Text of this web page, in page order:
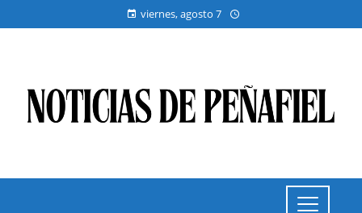
viernes, agosto 7